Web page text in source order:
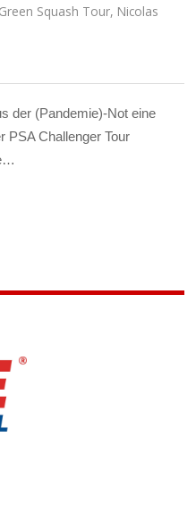
Green Squash Tour, Nicolas
der (Pandemie)-Not eine
PSA Challenger Tour